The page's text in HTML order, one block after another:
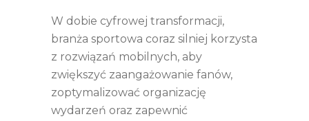
W dobie cyfrowej transformacji,
branża sportowa coraz silniej korzysta
z rozwiązań mobilnych, aby
zwiększyć zaangażowanie fanów,
zoptymalizować organizację
wydarzeń oraz zapewnić